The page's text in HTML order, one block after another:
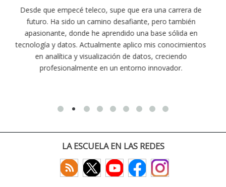
de
en
Estudiar teleco me ha permitido comprender
conectividad afecta nuestra vida diaria. Aunque la
exige esfuerzo, he dedicado parte de mi tiempo a
actividades como el salvamento y socorrismo.
convencido de que elegir teleco ha sido una de las
decisiones que he tomado.
LA ESCUELA EN LAS REDES